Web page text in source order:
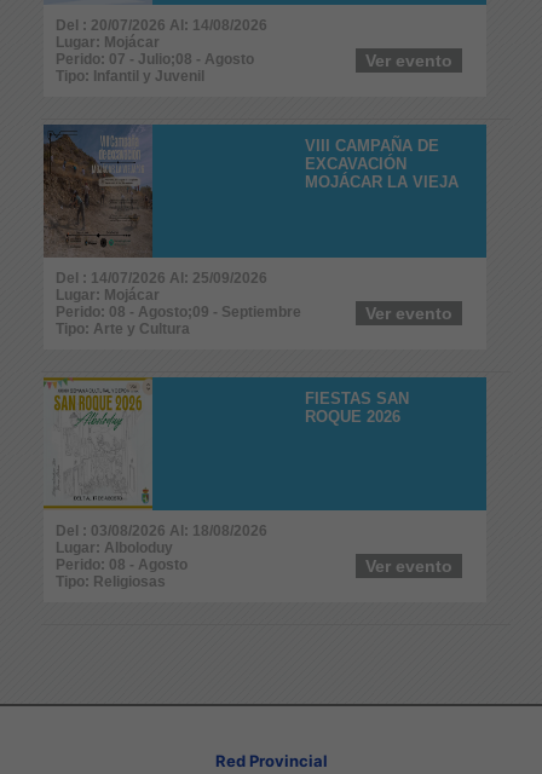
Del : 20/07/2026 Al: 14/08/2026
Lugar: Mojácar
Perido: 07 - Julio;08 - Agosto
Tipo: Infantil y Juvenil
Ver evento
VIII CAMPAÑA DE
EXCAVACIÓN
MOJÁCAR LA VIEJA
Del : 14/07/2026 Al: 25/09/2026
Lugar: Mojácar
Perido: 08 - Agosto;09 - Septiembre
Tipo: Arte y Cultura
Ver evento
FIESTAS SAN
ROQUE 2026
Del : 03/08/2026 Al: 18/08/2026
Lugar: Alboloduy
Perido: 08 - Agosto
Tipo: Religiosas
Ver evento
Red Provincial